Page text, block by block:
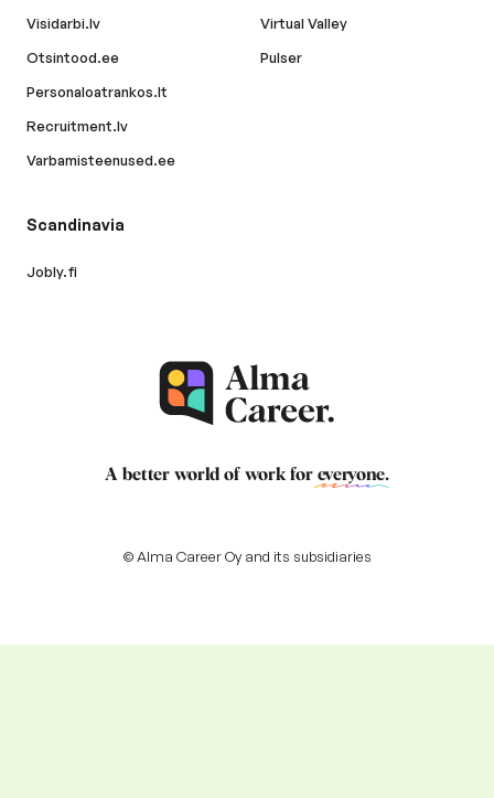
Visidarbi.lv
Otsintood.ee
Personaloatrankos.lt
Recruitment.lv
Varbamisteenused.ee
Virtual Valley
Pulser
Scandinavia
Jobly.fi
A better world of work for everyone.
© Alma Career Oy and its subsidiaries